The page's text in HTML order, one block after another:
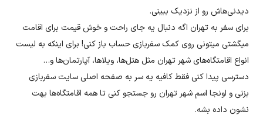
دیدنی‌هاش رو از نزدیک ببینی.
برای سفر به تهران اگه دنبال یه جای راحت و خوش قیمت برای اقامت
میگشتی میتونی روی کمک سفربازی حساب باز کنی! برای اینکه به لیست
انواع اقامتگا‌ه‌‌های شهر تهران مثل هتل‌ها، ویلاها، آپارتمان‌ها و…
دسترسی پیدا کنی فقط کافیه یه سر به صفحه اصلی سایت سفربازی
بزنی و اونجا اسم شهر تهران رو جستجو کنی تا همه اقامتگاه‌ها بهت
نشون داده بشه.